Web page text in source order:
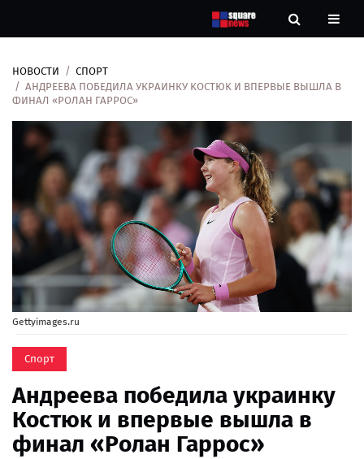
Новости
Рубрики
Контакты
О
нас
НОВОСТИ
СПОРТ
АНДРЕЕВА ПОБЕДИЛА УКРАИНКУ КОСТЮК И ВПЕРВЫЕ ВЫШЛА В
ФИНАЛ «РОЛАН ГАРРОС»
Gettyimages.ru
Спорт
Андреева победила украинку
Костюк и впервые вышла в
финал «Ролан Гаррос»